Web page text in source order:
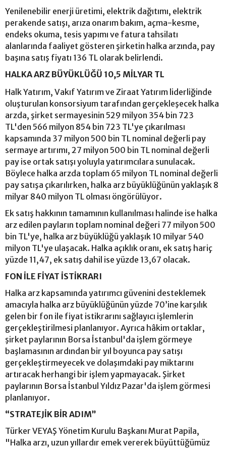
Yenilenebilir enerji üretimi, elektrik dağıtımı, elektrik
perakende satışı, arıza onarım bakım, açma-kesme,
endeks okuma, tesis yapımı ve fatura tahsilatı
alanlarında faaliyet gösteren şirketin halka arzında, pay
başına satış fiyatı 136 TL olarak belirlendi.
HALKA ARZ BÜYÜKLÜĞÜ 10,5 MİLYAR TL
Halk Yatırım, Vakıf Yatırım ve Ziraat Yatırım liderliğinde
oluşturulan konsorsiyum tarafından gerçekleşecek halka
arzda, şirket sermayesinin 529 milyon 354 bin 723
TL'den 566 milyon 854 bin 723 TL'ye çıkarılması
kapsamında 37 milyon 500 bin TL nominal değerli pay
sermaye artırımı, 27 milyon 500 bin TL nominal değerli
pay ise ortak satışı yoluyla yatırımcılara sunulacak.
Böylece halka arzda toplam 65 milyon TL nominal değerli
pay satışa çıkarılırken, halka arz büyüklüğünün yaklaşık 8
milyar 840 milyon TL olması öngörülüyor.
Ek satış hakkının tamamının kullanılması halinde ise halka
arz edilen payların toplam nominal değeri 77 milyon 500
bin TL'ye, halka arz büyüklüğü yaklaşık 10 milyar 540
milyon TL'ye ulaşacak. Halka açıklık oranı, ek satış hariç
yüzde 11,47, ek satış dahil ise yüzde 13,67 olacak.
FON İLE FİYAT İSTİKRARI
Halka arz kapsamında yatırımcı güvenini desteklemek
amacıyla halka arz büyüklüğünün yüzde 70’ine karşılık
gelen bir fon ile fiyat istikrarını sağlayıcı işlemlerin
gerçekleştirilmesi planlanıyor. Ayrıca hâkim ortaklar,
şirket paylarının Borsa İstanbul'da işlem görmeye
başlamasının ardından bir yıl boyunca pay satışı
gerçekleştirmeyecek ve dolaşımdaki pay miktarını
artıracak herhangi bir işlem yapmayacak. Şirket
paylarının Borsa İstanbul Yıldız Pazar'da işlem görmesi
planlanıyor.
“STRATEJİK BİR ADIM”
Türker VEYAŞ Yönetim Kurulu Başkanı Murat Papila,
"Halka arzı, uzun yıllardır emek vererek büyüttüğümüz